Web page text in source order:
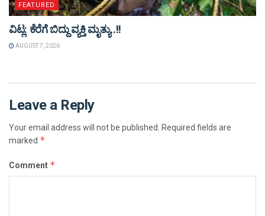
FEATURED
ವಿಟ್ಲ: ಕೆರೆಗೆ ಬಿದ್ದು ವ್ಯಕ್ತಿ ಮೃತ್ಯು..!!
AUGUST 7, 2026
Leave a Reply
Your email address will not be published.
Required fields are
marked *
Comment *